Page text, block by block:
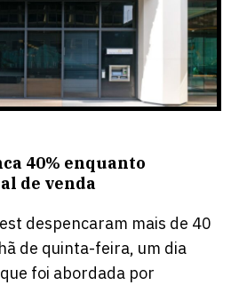
40% enquanto
de venda
despencaram mais de 40
de quinta-feira, um dia
foi abordada por